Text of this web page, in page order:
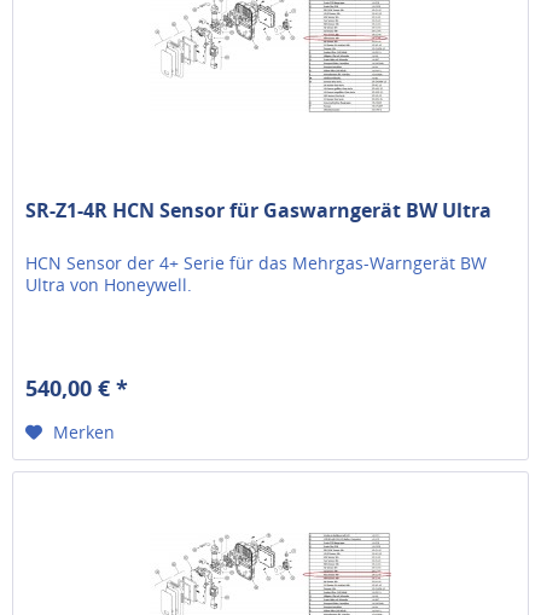
SR-Z1-4R HCN Sensor für Gaswarngerät BW Ultra
HCN Sensor der 4+ Serie für das Mehrgas-Warngerät BW
Ultra von Honeywell.
540,00 € *
Merken